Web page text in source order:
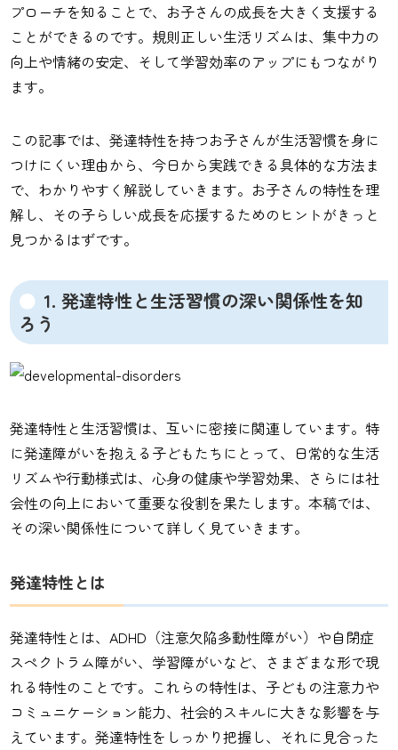
プローチを知ることで、お子さんの成長を大きく支援する
ことができるのです。規則正しい生活リズムは、集中力の
向上や情緒の安定、そして学習効率のアップにもつながり
ます。
この記事では、発達特性を持つお子さんが生活習慣を身に
つけにくい理由から、今日から実践できる具体的な方法ま
で、わかりやすく解説していきます。お子さんの特性を理
解し、その子らしい成長を応援するためのヒントがきっと
見つかるはずです。
1. 発達特性と生活習慣の深い関係性を知
ろう
発達特性と生活習慣は、互いに密接に関連しています。特
に発達障がいを抱える子どもたちにとって、日常的な生活
リズムや行動様式は、心身の健康や学習効果、さらには社
会性の向上において重要な役割を果たします。本稿では、
その深い関係性について詳しく見ていきます。
発達特性とは
発達特性とは、ADHD（注意欠陥多動性障がい）や自閉症
スペクトラム障がい、学習障がいなど、さまざまな形で現
れる特性のことです。これらの特性は、子どもの注意力や
コミュニケーション能力、社会的スキルに大きな影響を与
えています。発達特性をしっかり把握し、それに見合った